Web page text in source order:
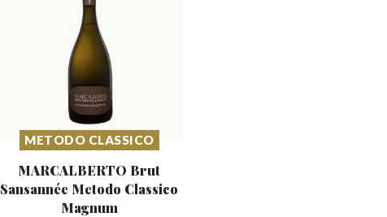
METODO CLASSICO
MARCALBERTO Brut
Sansannée Metodo Classico
Magnum